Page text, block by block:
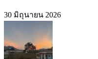
30 มิถุนายน 2026